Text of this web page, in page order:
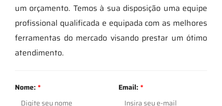
um orçamento. Temos à sua disposição uma equipe
profissional qualificada e equipada com as melhores
ferramentas do mercado visando prestar um ótimo
atendimento.
Nome:* Email:*